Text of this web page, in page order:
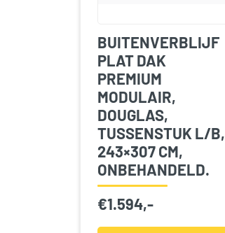
BUITENVERBLIJF
PLAT DAK
PREMIUM
MODULAIR,
DOUGLAS,
TUSSENSTUK L/B,
243×307 CM,
ONBEHANDELD.
€1.594,-